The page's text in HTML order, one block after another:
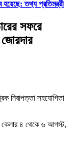
হয়েছে: তথ্য প্রতিমন্ত্রী
সফরে
কেলার ৪ থেকে ৬ আগস্ট,